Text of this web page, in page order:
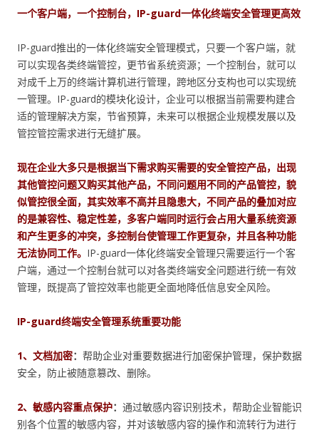
一个客户端，一个控制台，IP-guard一体化终端安全管理更高效
IP-guard推出的一体化终端安全管理模式，只要一个客户端，就
可以实现各类终端管控，更节省系统资源；一个控制台，就可以
对成千上万的终端计算机进行管理，跨地区分支构也可以实现统
一管理。IP-guard的模块化设计，企业可以根据当前需要构建合
适的管理解决方案，节省预算，未来可以根据企业规模发展以及
管控管控需求进行无缝扩展。
现在企业大多只是根据当下需求购买需要的安全管控产品，出现
其他管控问题又购买其他产品，不同问题用不同的产品管控，貌
似管控很全面，其实效率不高并且隐患大，不同产品的叠加对应
的是兼容性、稳定性差，多客户端同时运行会占用大量系统资源
和产生更多的冲突，多控制台使管理工作更复杂，并且各种功能
无法协同工作。 IP-guard一体化终端安全管理只需要运行一个客
户端，通过一个控制台就可以对各类终端安全问题进行统一有效
管理，既提高了管控效率也能更全面地降低信息安全风险。
IP-guard终端安全管理系统重要功能
1、文档加密： 帮助企业对重要数据进行加密保护管理，保护数据
安全，防止被随意篡改、删除。
2、敏感内容重点保护： 通过敏感内容识别技术，帮助企业智能识
别各个位置的敏感内容，并对该敏感内容的操作和流转行为进行